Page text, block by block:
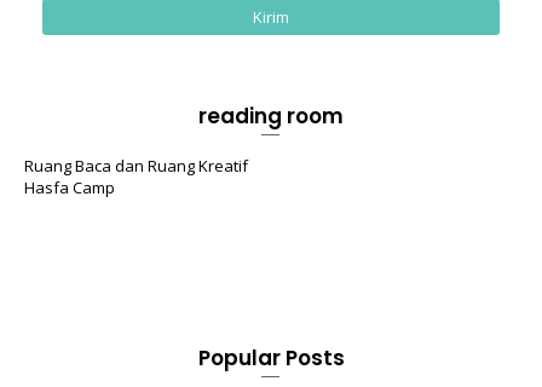
reading room
Ruang Baca dan Ruang Kreatif
Hasfa Camp
Popular Posts